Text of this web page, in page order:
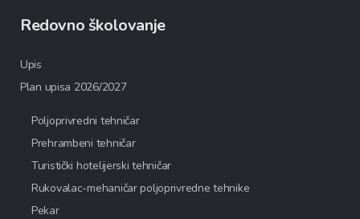
Redovno školovanje
Upis
Plan upisa 2026/2027
Poljoprivredni tehničar
Prehrambeni tehničar
Turistički hotelijerski tehničar
Rukovalac-mehaničar poljoprivredne tehnike
Pekar